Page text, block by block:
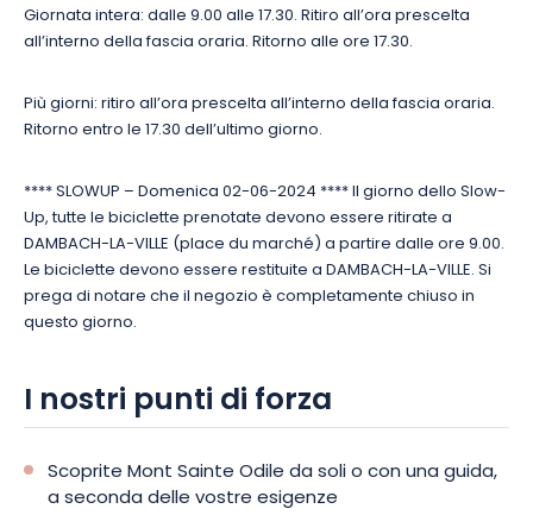
Giornata intera: dalle 9.00 alle 17.30. Ritiro all’ora prescelta
all’interno della fascia oraria. Ritorno alle ore 17.30.
Più giorni: ritiro all’ora prescelta all’interno della fascia oraria.
Ritorno entro le 17.30 dell’ultimo giorno.
**** SLOWUP – Domenica 02-06-2024 **** Il giorno dello Slow-
Up, tutte le biciclette prenotate devono essere ritirate a
DAMBACH-LA-VILLE (place du marché) a partire dalle ore 9.00.
Le biciclette devono essere restituite a DAMBACH-LA-VILLE. Si
prega di notare che il negozio è completamente chiuso in
questo giorno.
I nostri punti di forza
Scoprite Mont Sainte Odile da soli o con una guida,
a seconda delle vostre esigenze